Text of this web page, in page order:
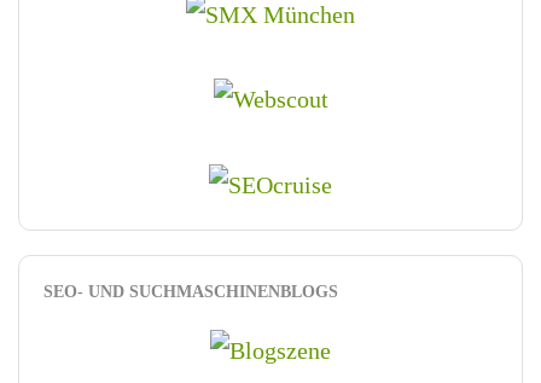
SEO- UND SUCHMASCHINENBLOGS